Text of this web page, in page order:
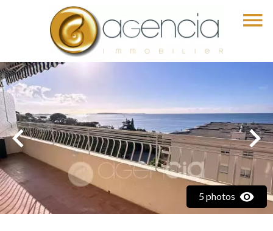
5 photos